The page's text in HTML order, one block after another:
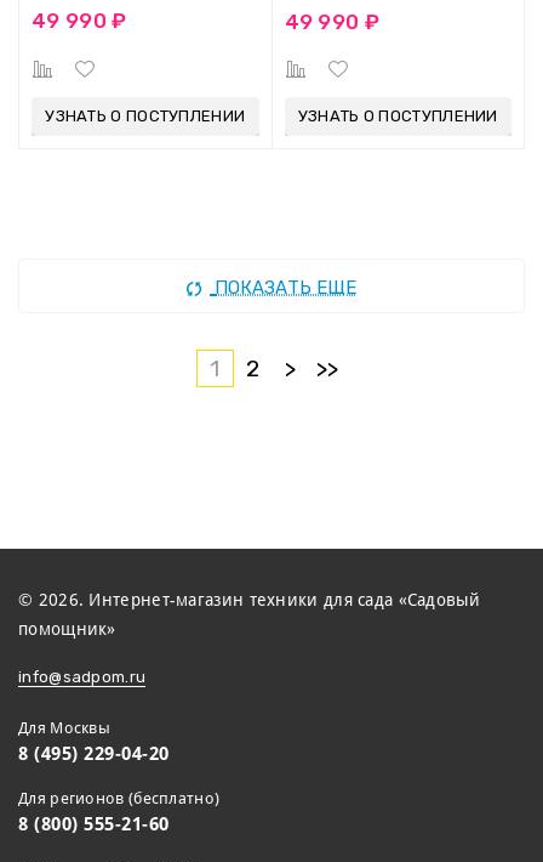
49 990 ₽
УЗНАТЬ О ПОСТУПЛЕНИИ
49 990 ₽
УЗНАТЬ О ПОСТУПЛЕНИИ
ПОКАЗАТЬ ЕЩЕ
1 2 > >>
© 2026. Интернет-магазин техники для сада «Садовый
помощник»
info@sadpom.ru
Для Москвы
8 (495) 229-04-20
Для регионов (бесплатно)
8 (800) 555-21-60